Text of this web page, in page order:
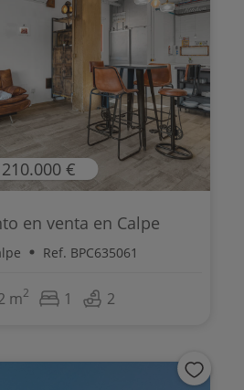
210.000 €
en venta en Calpe
Ref. BPC635061
m2 1 2